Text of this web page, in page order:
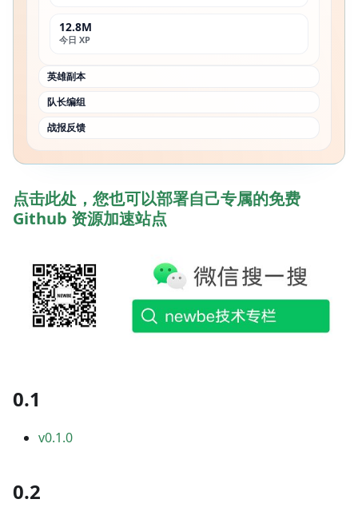
12.8M
今日 XP
英雄副本
队长编组
战报反馈
点击此处，您也可以部署自己专属的免费
Github 资源加速站点
0.1
v0.1.0
0.2